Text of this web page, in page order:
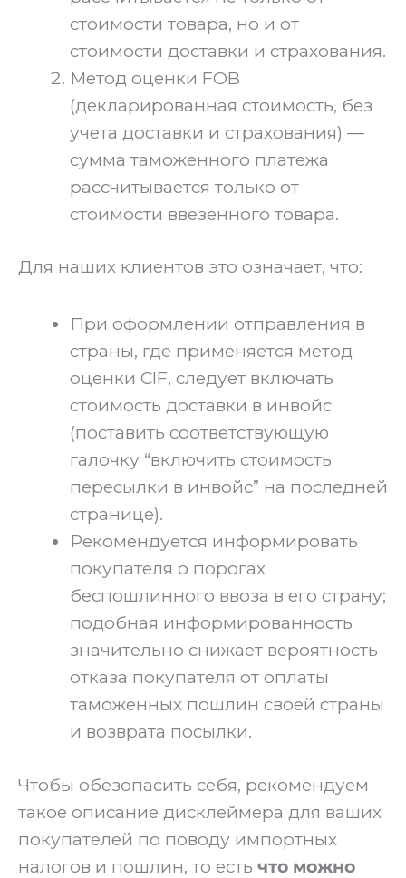
стоимости товара, но и от
стоимости доставки и страхования.
Метод оценки FOB
(декларированная стоимость, без
учета доставки и страхования) —
сумма таможенного платежа
рассчитывается только от
стоимости ввезенного товара.
Для наших клиентов это означает, что:
При оформлении отправления в
страны, где применяется метод
оценки CIF, следует включать
стоимость доставки в инвойс
(поставить соответствующую
галочку “включить стоимость
пересылки в инвойс” на последней
странице).
Рекомендуется информировать
покупателя о порогах
беспошлинного ввоза в его страну;
подобная информированность
значительно снижает вероятность
отказа покупателя от оплаты
таможенных пошлин своей страны
и возврата посылки.
Чтобы обезопасить себя, рекомендуем
такое описание дисклеймера для ваших
покупателей по поводу импортных
налогов и пошлин, то есть что можно